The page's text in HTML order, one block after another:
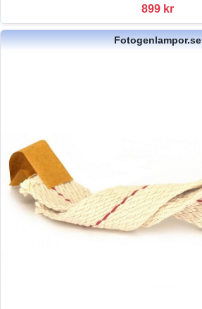
899 kr
Fotogenlampor.se